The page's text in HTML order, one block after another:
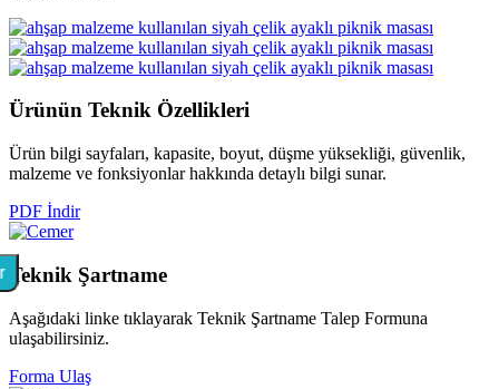
Ürünün Teknik Özellikleri
Ürün bilgi sayfaları, kapasite, boyut, düşme yüksekliği, güvenlik,
malzeme ve fonksiyonlar hakkında detaylı bilgi sunar.
PDF İndir
Teknik Şartname
Aşağıdaki linke tıklayarak Teknik Şartname Talep Formuna
ulaşabilirsiniz.
Forma Ulaş